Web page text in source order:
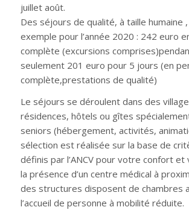
juillet août.
Des séjours de qualité, à taille humaine
exemple pour l’année 2020 : 242 euro
complète (excursions
seulement 201 euro pour 5 jours (en
complète,prestations de qualité)
Le séjours se déroulent dans des
résidences, hôtels ou gîtes
seniors (hébergement, activités,
sélection est réalisée sur la base de
définis par l’ANCV pour votre confort
la présence d’un centre médical à
des structures disposent de chambres
l’accueil de personne à mobilité réduite.